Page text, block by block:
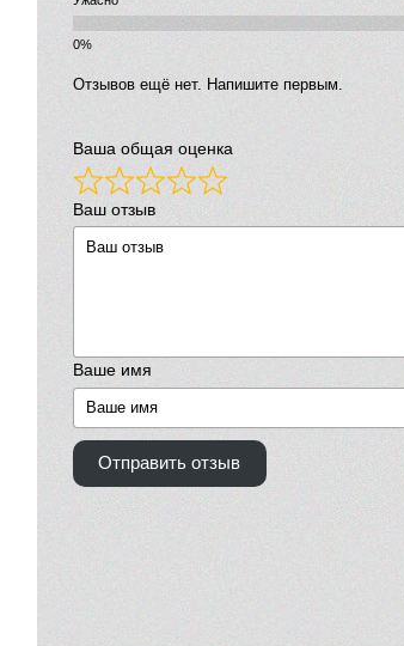
Отзывов ещё нет. Напишите первым.
Ваша общая оценка
Ваш отзыв
Ваше имя
Отправить отзыв